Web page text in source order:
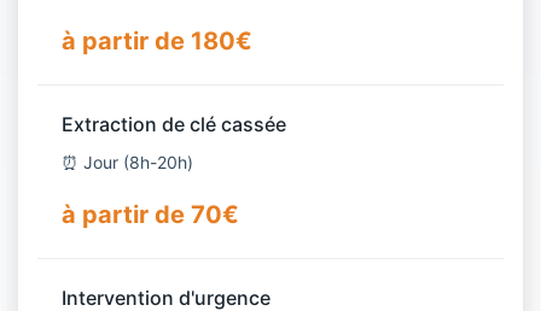
à partir de 180€
Extraction de clé cassée
⏰ Jour (8h-20h)
à partir de 70€
Intervention d'urgence